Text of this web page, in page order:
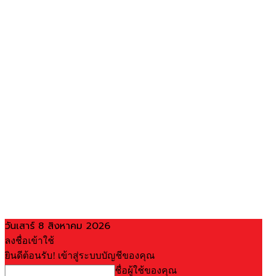
วันเสาร์ 8 สิงหาคม 2026
ลงชื่อเข้าใช้
ยินดีต้อนรับ! เข้าสู่ระบบบัญชีของคุณ
ชื่อผู้ใช้ของคุณ